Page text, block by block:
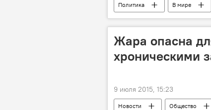
Политика В мире
мультфильм
просмотры
Жара опасна
хроническими
9 июля 2015, 15:23
Новости Общество